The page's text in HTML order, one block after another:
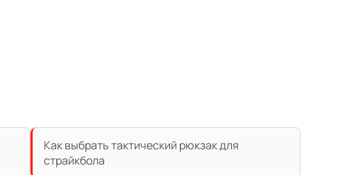
Как выбрать тактический рюкзак для
страйкбола